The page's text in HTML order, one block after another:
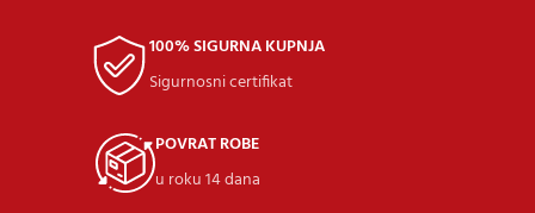
100% SIGURNA KUPNJA
Sigurnosni certifikat
POVRAT ROBE
u roku 14 dana